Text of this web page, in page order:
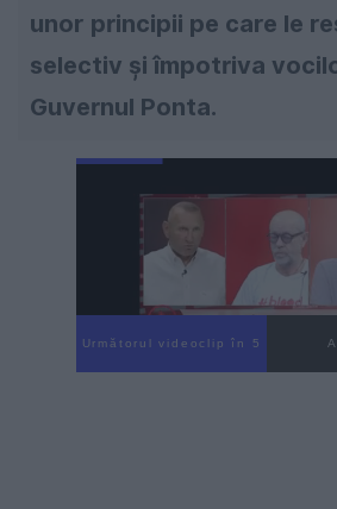
unor principii pe care le
selectiv și împotriva
Guvernul Ponta.
Următorul videoclip în 4